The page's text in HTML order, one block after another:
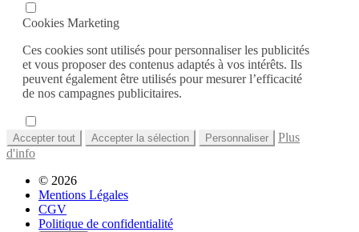
Cookies Marketing
Ces cookies sont utilisés pour personnaliser les publicités
et vous proposer des contenus adaptés à vos intérêts. Ils
peuvent également être utilisés pour mesurer l’efficacité
de nos campagnes publicitaires.
Accepter tout Accepter la sélection Personnaliser
Plus
d'info
© 2026
Mentions Légales
CGV
Politique de confidentialité